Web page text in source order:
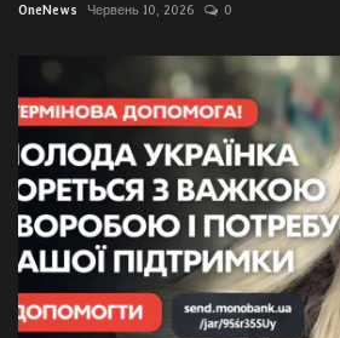
OneNews Червень 10, 2026 0